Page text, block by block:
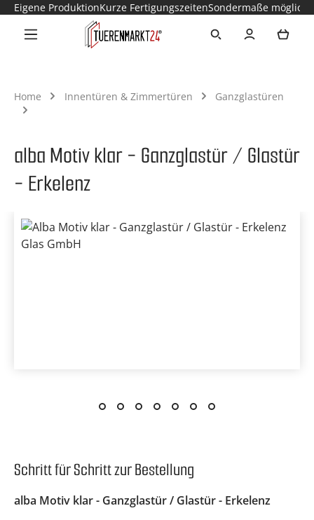
Zum Hauptinhalt springen
Eigene ProduktionKurze FertigungszeitenSondermaße möglich
Home Innentüren & Zimmertüren Ganzglastüren
alba Motiv klar - Ganzglastür / Glastür
- Erkelenz
Bildergalerie überspringen
Schritt für Schritt zur Bestellung
alba Motiv klar - Ganzglastür / Glastür - Erkelenz